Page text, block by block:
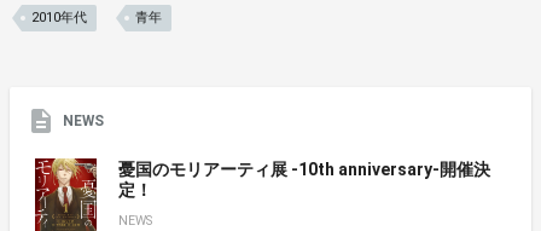
2010年代 青年
NEWS
憂国のモリアーティ展 -10th anniversary-開催決
定！
NEWS